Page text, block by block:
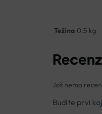
Težina 0.5 kg
Još nema
Budite prvi